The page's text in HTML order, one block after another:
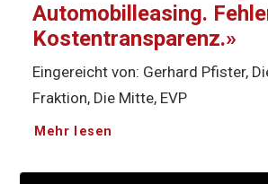
Automobilleasing.
Kostentransparenz.»
Eingereicht von: Gerhard Pfister,
Fraktion, Die Mitte, EVP
Mehr lesen